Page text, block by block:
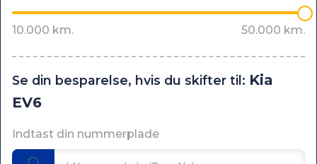
Se din besparelse, hvis du skifter til: Kia
EV6
Indtast din nummerplade